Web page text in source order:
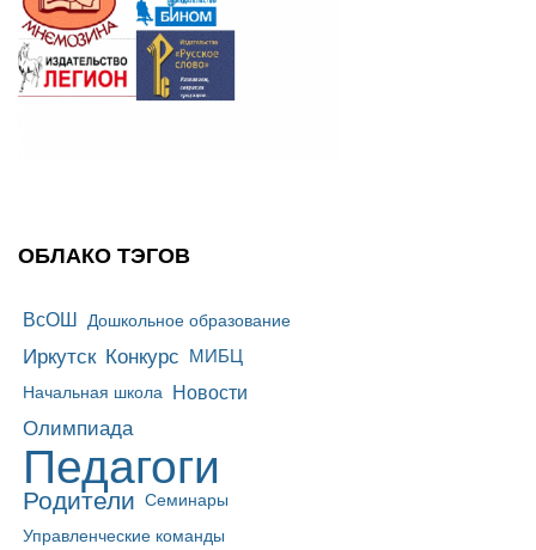
ОБЛАКО ТЭГОВ
ВсОШ Дошкольное образование
Иркутск Конкурс МИБЦ
Начальная школа Новости
Олимпиада
Педагоги
Родители Семинары
Управленческие команды